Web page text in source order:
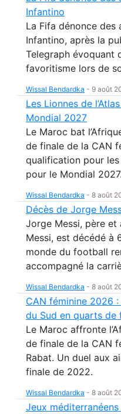
Infantino
La Fifa dénonce des
Infantino, après la
Telegraph évoquant
favoritisme lors de
Wissal Bendardka - 9 août
Les Lionnes de
Mondial 2027
Le Maroc bat
de finale de la CAN
qualification pour
pour le Mondial 2027.
Wissal Bendardka - 8 août
Décès de Jorge
Jorge Messi, père et
Messi, est décédé à
monde du football
accompagné la
Wissal Bendardka - 8 août
CAN féminine 2026
du Sud en quarts de
Le Maroc affronte
de finale de la CAN
Rabat. Un duel aux
finale de 2022.
Wissal Bendardka - 8 août
Jeux